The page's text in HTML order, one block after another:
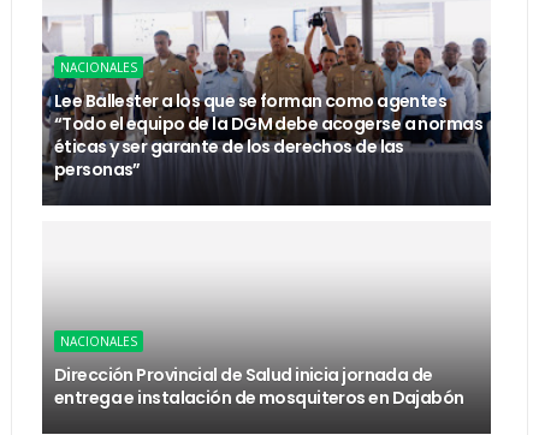
NACIONALES
Lee Ballester a los que se forman como agentes
“Todo el equipo de la DGM debe acogerse a normas
éticas y ser garante de los derechos de las
personas”
NACIONALES
Dirección Provincial de Salud inicia jornada de
entrega e instalación de mosquiteros en Dajabón